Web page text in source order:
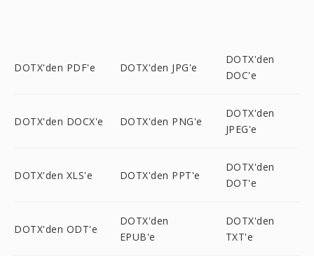
DOTX'den PDF'e DOTX'den JPG'e
DOTX'den
DOC'e
DOTX'den DOCX'e DOTX'den PNG'e
DOTX'den
JPEG'e
DOTX'den XLS'e DOTX'den PPT'e
DOTX'den
DOT'e
DOTX'den ODT'e
DOTX'den
EPUB'e
DOTX'den
TXT'e